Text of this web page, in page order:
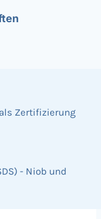
Zertifizierung
- Niob und